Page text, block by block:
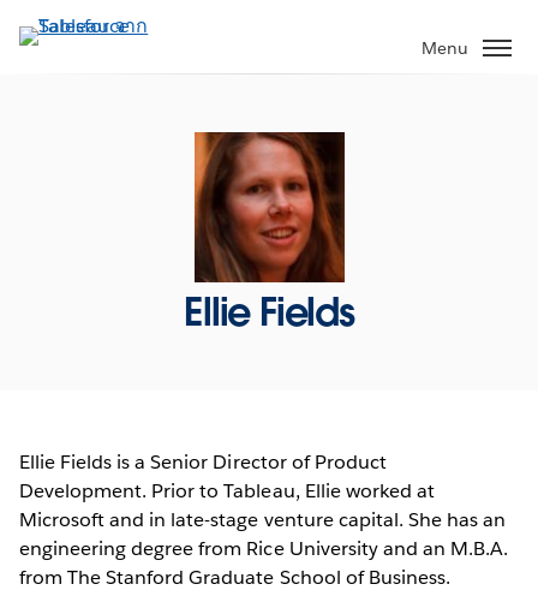
ไป
Menu
Ellie Fields
Ellie Fields is a Senior Director of Product
Development. Prior to Tableau, Ellie worked at
Microsoft and in late-stage venture capital. She has an
engineering degree from Rice University and an M.B.A.
from The Stanford Graduate School of Business.